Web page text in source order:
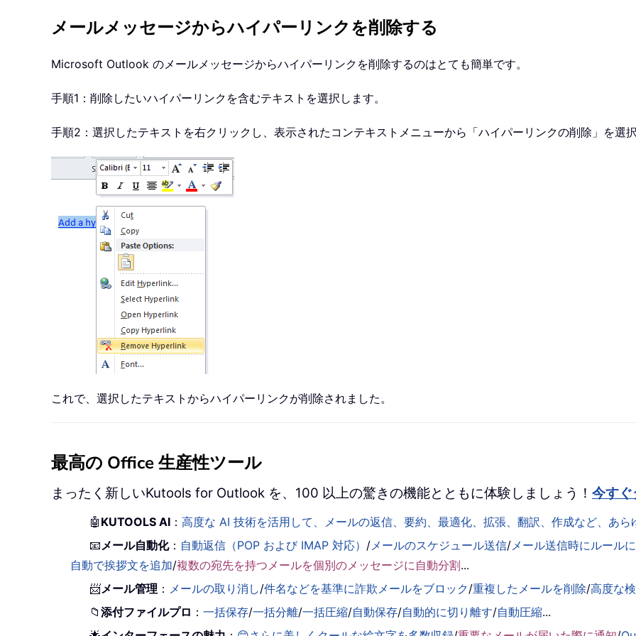
メールメッセージからハイパーリンクを削除する
Microsoft Outlook のメールメッセージからハイパーリンクを削除するのはとても簡単です。
手順1：削除したいハイパーリンクを含むテキストを選択します。
手順2：選択したテキストを右クリックし、表示されたコンテキストメニューから「ハイパーリンクの削除」を選択
これで、選択したテキストからハイパーリンクが削除されました。
最高の Office 生産性ツール
まったく新しいKutools for Outlook を、100 以上の驚きの機能とともに体験しましょう！ 今すぐ
🤖 KUTOOLS AI ：高度な AI 技術を活用して、メールの返信、要約、最適化、拡張、翻訳、作成など、あら
📧 メール自動化： 自動返信（POP および IMAP 対応） / メールのスケジュール送信/ メール送信時にルール
自動で挨拶文を追加/複数の宛先を持つメールを個別のメッセージに自動分割...
📨メール管理 ： メールの取り消し/件名などを基準に詐欺メールをブロック/重複したメールを削除/高度な
📁添付ファイルプロ ：一括保存/一括分離/一括圧縮/自動保存/自動的に切り離す/自動圧縮...